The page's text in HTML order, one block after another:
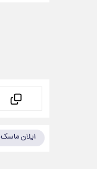
ایلان ماسک